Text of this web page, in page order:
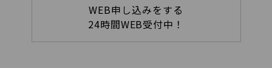
WEB申し込みをする
24時間WEB受付中！